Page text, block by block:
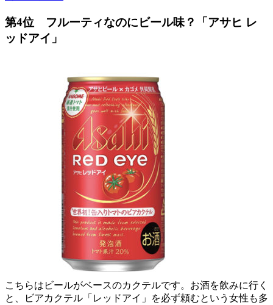
第4位 フルーティなのにビール味？「アサヒ レ
ッドアイ」
こちらはビールがベースのカクテルです。お酒を飲みに行く
と、ビアカクテル「レッドアイ」を必ず頼むという女性も多